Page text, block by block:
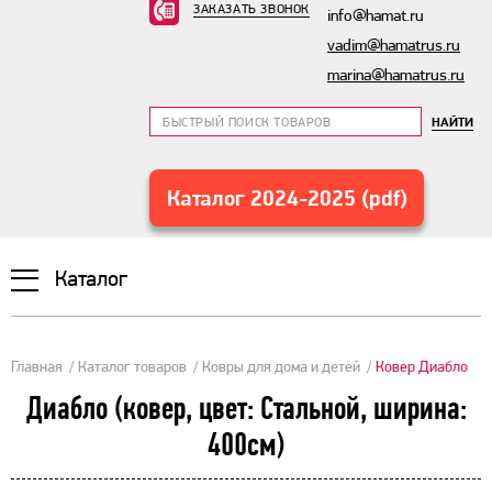
info@hamat.ru
vadim@hamatrus.ru
marina@hamatrus.ru
ЗАКАЗАТЬ ЗВОНОК
НАЙТИ
Каталог 2024-2025 (pdf)
Каталог
Главная Каталог товаров Ковры для дома и детей Ковер Диабло
Диабло (ковер, цвет: Стальной, ширина:
400см)